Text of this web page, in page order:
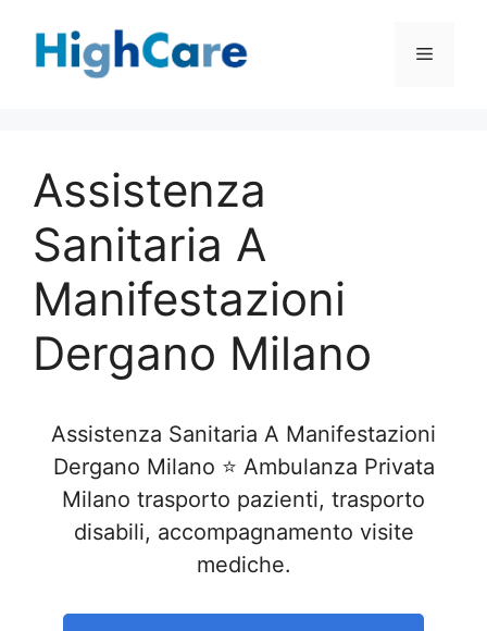
contenuto
Menu
Assistenza
Sanitaria A
Manifestazioni
Dergano Milano
Assistenza Sanitaria A Manifestazioni
Dergano Milano ⭐ Ambulanza Privata
Milano trasporto pazienti, trasporto
disabili, accompagnamento visite
mediche.